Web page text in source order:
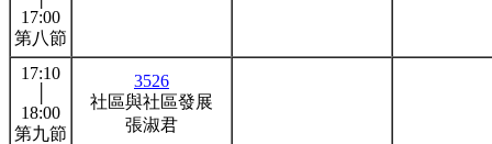
17:00
第八節
17:10
18:00
第九節
3526
社區與社區發展
張淑君